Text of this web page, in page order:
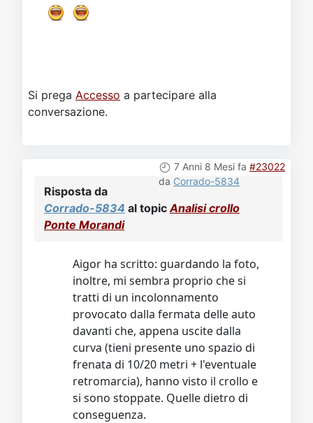
Si prega Accesso a partecipare alla
conversazione.
7 Anni 8 Mesi fa #23022
da Corrado-5834
Risposta da
Corrado-5834 al topic Analisi crollo
Ponte Morandi
Aigor ha scritto: guardando la foto,
inoltre, mi sembra proprio che si
tratti di un incolonnamento
provocato dalla fermata delle auto
davanti che, appena uscite dalla
curva (tieni presente uno spazio di
frenata di 10/20 metri + l'eventuale
retromarcia), hanno visto il crollo e
si sono stoppate. Quelle dietro di
conseguenza.